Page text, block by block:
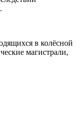
в колёсной
магистрали,